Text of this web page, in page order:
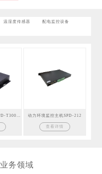
温湿度传感器 配电监控设备
动力环境监控主机SPD-212
查看详情
业务领域